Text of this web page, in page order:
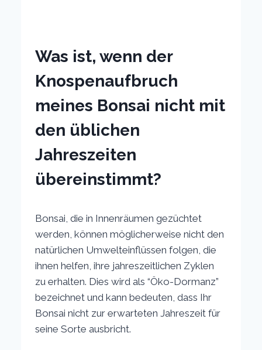
Was ist, wenn der
Knospenaufbruch
meines Bonsai nicht mit
den üblichen
Jahreszeiten
übereinstimmt?
Bonsai, die in Innenräumen gezüchtet
werden, können möglicherweise nicht den
natürlichen Umwelteinflüssen folgen, die
ihnen helfen, ihre jahreszeitlichen Zyklen
zu erhalten. Dies wird als “Öko-Dormanz”
bezeichnet und kann bedeuten, dass Ihr
Bonsai nicht zur erwarteten Jahreszeit für
seine Sorte ausbricht.